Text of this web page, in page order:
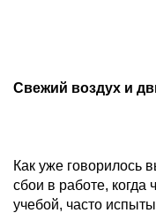
Свежий воздух и
Как уже говорилось
сбои в работе, когда
учебой, часто